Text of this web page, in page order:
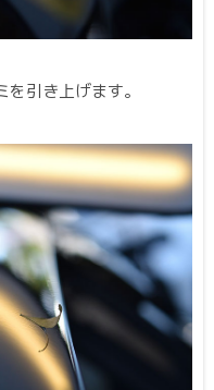
引き上げます。